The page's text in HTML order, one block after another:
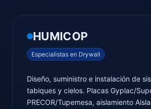
HUMICOP
Especialistas en Drywall
Diseño, suministro e instalación de
tabiques y cielos. Placas Gyplac/
PRECOR/Tupemesa, aislamiento